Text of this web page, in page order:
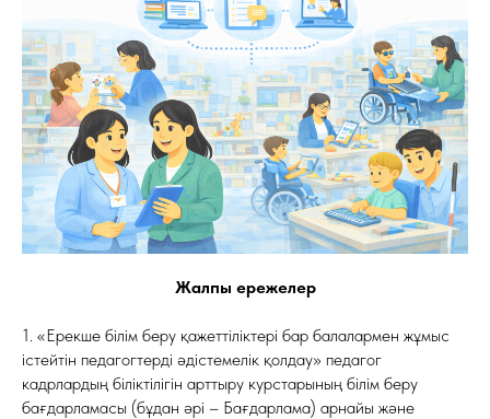
Жалпы ережелер
1. «Ерекше білім беру қажеттіліктері бар балалармен жұмыс
істейтін педагогтерді әдістемелік қолдау» педагог
кадрлардың біліктілігін арттыру курстарының білім беру
бағдарламасы (бұдан әрі – Бағдарлама) арнайы және